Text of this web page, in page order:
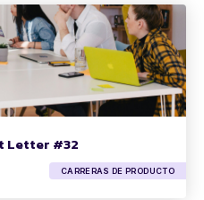
Letter #32
CARRERAS DE PRODUCTO